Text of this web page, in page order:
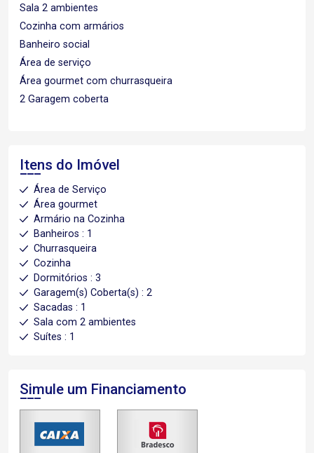
Sala 2 ambientes
Cozinha com armários
Banheiro social
Área de serviço
Área gourmet com churrasqueira
2 Garagem coberta
Itens do Imóvel
Área de Serviço
Área gourmet
Armário na Cozinha
Banheiros : 1
Churrasqueira
Cozinha
Dormitórios : 3
Garagem(s) Coberta(s) : 2
Sacadas : 1
Sala com 2 ambientes
Suítes : 1
Simule um Financiamento